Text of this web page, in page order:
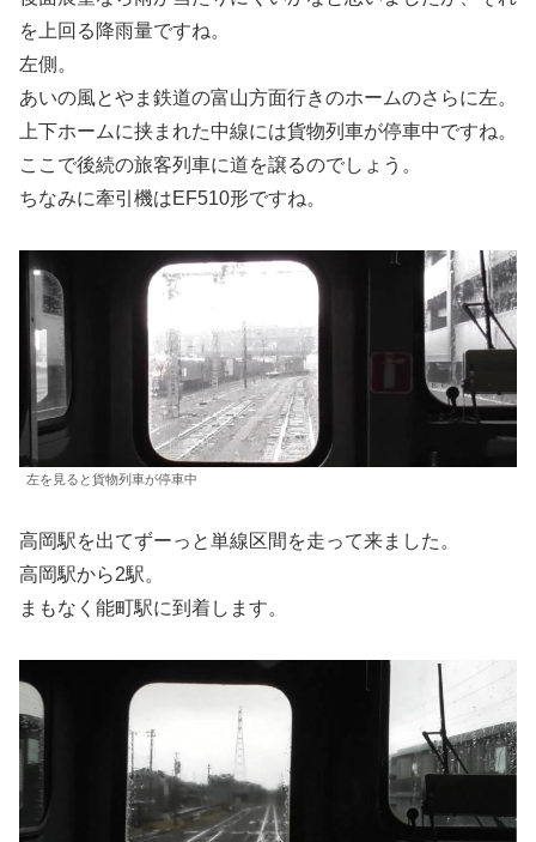
を上回る降雨量ですね。
左側。
あいの風とやま鉄道の富山方面行きのホームのさらに左。
上下ホームに挟まれた中線には貨物列車が停車中ですね。
ここで後続の旅客列車に道を譲るのでしょう。
ちなみに牽引機はEF510形ですね。
左を見ると貨物列車が停車中
高岡駅を出てずーっと単線区間を走って来ました。
高岡駅から2駅。
まもなく能町駅に到着します。